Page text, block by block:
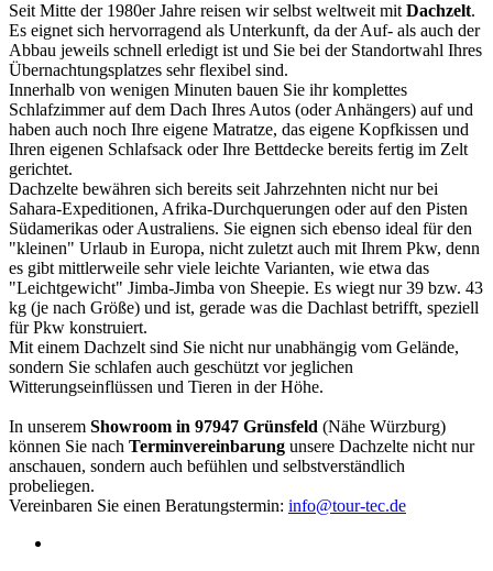
Seit Mitte der 1980er Jahre reisen wir selbst weltweit mit Dachzelt.
Es eignet sich hervorragend als Unterkunft, da der Auf- als auch der
Abbau jeweils schnell erledigt ist und Sie bei der Standortwahl Ihres
Übernachtungsplatzes sehr flexibel sind.
Innerhalb von wenigen Minuten bauen Sie ihr komplettes
Schlafzimmer auf dem Dach Ihres Autos (oder Anhängers) auf und
haben auch noch Ihre eigene Matratze, das eigene Kopfkissen und
Ihren eigenen Schlafsack oder Ihre Bettdecke bereits fertig im Zelt
gerichtet.
Dachzelte bewähren sich bereits seit Jahrzehnten nicht nur bei
Sahara-Expeditionen, Afrika-Durchquerungen oder auf den Pisten
Südamerikas oder Australiens. Sie eignen sich ebenso ideal für den
"kleinen" Urlaub in Europa, nicht zuletzt auch mit Ihrem Pkw, denn
es gibt mittlerweile sehr viele leichte Varianten, wie etwa das
"Leichtgewicht" Jimba-Jimba von Sheepie. Es wiegt nur 39 bzw. 43
kg (je nach Größe) und ist, gerade was die Dachlast betrifft, speziell
für Pkw konstruiert.
Mit einem Dachzelt sind Sie nicht nur unabhängig vom Gelände,
sondern Sie schlafen auch geschützt vor jeglichen
Witterungseinflüssen und Tieren in der Höhe.
In unserem Showroom in 97947 Grünsfeld (Nähe Würzburg)
können Sie nach Terminvereinbarung unsere Dachzelte nicht nur
anschauen, sondern auch befühlen und selbstverständlich
probeliegen.
Vereinbaren Sie einen Beratungstermin: info@tour-tec.de